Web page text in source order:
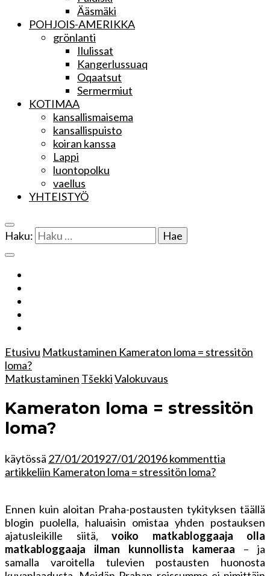
Ääsmäki
POHJOIS-AMERIKKA
grönlanti
Ilulissat
Kangerlussuaq
Oqaatsut
Sermermiut
KOTIMAA
kansallismaisema
kansallispuisto
koiran kanssa
Lappi
luontopolku
vaellus
YHTEISTYÖ
Haku:
Etusivu Matkustaminen Kameraton loma = stressitön
loma?
Matkustaminen TšekkiValokuvaus
Kameraton loma = stressitön
loma?
käytössä 27/01/201927/01/20196 kommenttia
artikkeliin Kameraton loma = stressitön loma?
Ennen kuin aloitan Praha-postausten tykityksen täällä
blogin puolella, haluaisin omistaa yhden postauksen
ajatusleikille siitä, voiko matkabloggaaja olla
matkabloggaaja ilman kunnollista kameraa – ja
samalla varoitella tulevien postausten huonosta